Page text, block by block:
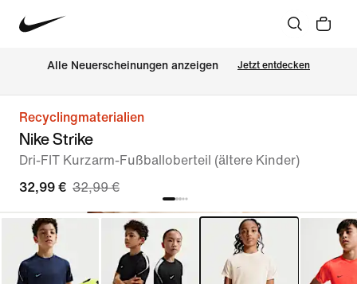
Alle Neuerscheinungen anzeigen Jetzt entdecken
Recyclingmaterialien
Nike Strike
Dri-FIT Kurzarm-Fußballoberteil (ältere Kinder)
32,99 € 32,99 €